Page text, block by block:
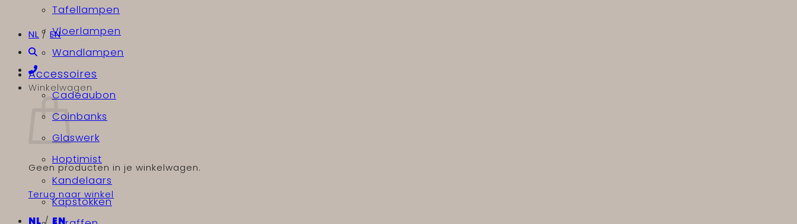
NL / EN
Winkelwagen
Geen producten in je winkelwagen.
Terug naar winkel
NL/ EN
Tafellampen
Vloerlampen
Wandlampen
Accessoires
Cadeaubon
Coinbanks
Glaswerk
Hoptimist
Kandelaars
Kapstokken